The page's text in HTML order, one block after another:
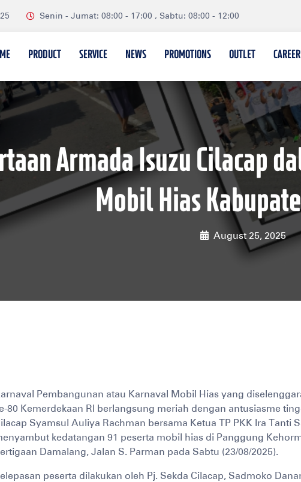
Senin - Jumat: 08:00 - 17:00 , Sabtu: 08:00 - 12:00
PRODUCT SERVICE NEWS PROMOTIONS OUTLET CAREER
Armada Isuzu Cilacap
Mobil Hias
August 25, 2025
Pembangunan atau Karnaval Mobil Hias yang
80 Kemerdekaan RI berlangsung meriah dengan antusiasme
Syamsul Auliya Rachman bersama Ketua TP PKK Ira Tanti
kedatangan 91 peserta mobil hias di Panggung
Damalang, Jalan S. Parman pada Sabtu (23/08/2025).
peserta dilakukan oleh Pj. Sekda Cilacap, Sadmoko